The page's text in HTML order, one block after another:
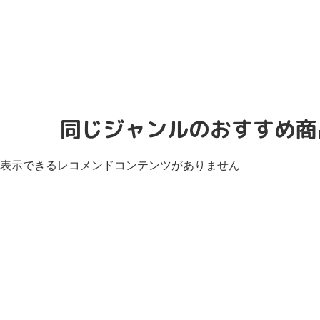
同じジャンルのおすすめ
表示できるレコメンドコンテンツがありません